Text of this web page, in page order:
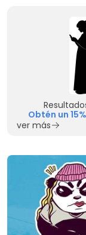
Obtén un
ver más